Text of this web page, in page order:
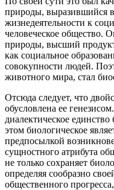
природы, выразившийся в
жизнедеятельности к
человеческое общество.
природы, высший
как социальное
совокупности людей.
животного мира, стал
Отсюда следует, что
обусловлена ее
диалектическое
этом биологическое
предпосылкой
сущностного атрибута
не только сохраняет
определяя сообразно
общественного